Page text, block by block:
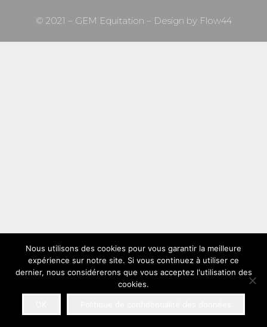
© 2021 – GEM Equitation – Design byFlow44
Nous utilisons des cookies pour vous garantir la meilleure
expérience sur notre site. Si vous continuez à utiliser ce
dernier, nous considérerons que vous acceptez l'utilisation des
cookies.